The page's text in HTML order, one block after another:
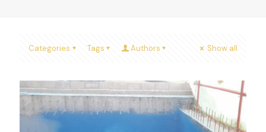
Categories Tags Authors Show all